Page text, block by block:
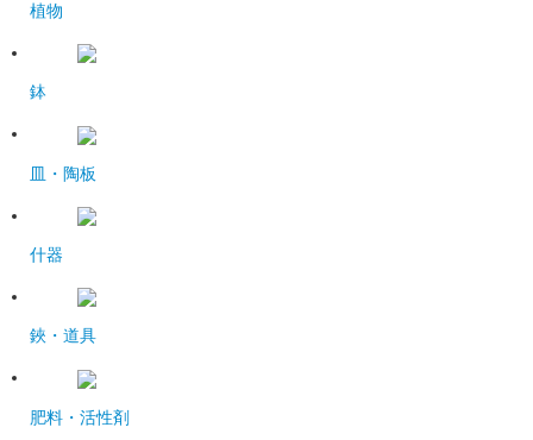
植物
鉢
皿・陶板
什器
鋏・道具
肥料・活性剤